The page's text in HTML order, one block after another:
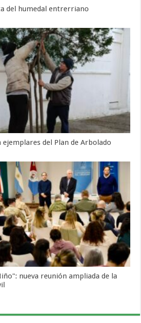
del humedal entrerriano
ejemplares del Plan de Arbolado
nueva reunión ampliada de la